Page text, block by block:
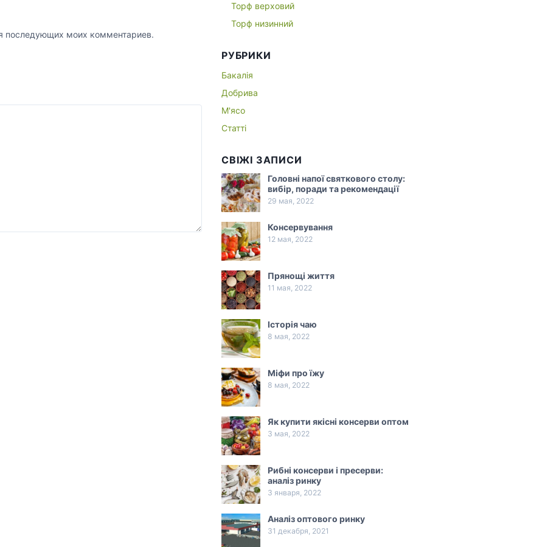
последующих моих комментариев.
Торф верховий
Торф низинний
РУБРИКИ
Бакалія
Добрива
М'ясо
Статті
СВІЖІ ЗАПИСИ
Головні напої святкового столу:
вибір, поради та рекомендації
29 мая, 2022
Консервування
12 мая, 2022
Прянощі життя
11 мая, 2022
Історія чаю
8 мая, 2022
Міфи про їжу
8 мая, 2022
Як купити якісні консерви оптом
3 мая, 2022
Рибні консерви і пресерви:
аналіз ринку
3 января, 2022
Аналіз оптового ринку
31 декабря, 2021